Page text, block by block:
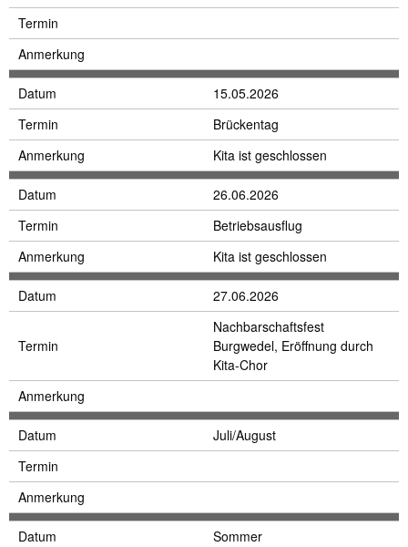
Termin
Anmerkung
Datum
15.05.2026
Termin
Brückentag
Anmerkung
Kita ist geschlossen
Datum
26.06.2026
Termin
Betriebsausflug
Anmerkung
Kita ist geschlossen
Datum 27.06.2026
Termin
Nachbarschaftsfest
Burgwedel, Eröffnung durch
Kita-Chor
Anmerkung
Datum
Juli/August
Termin
Anmerkung
Datum
Sommer